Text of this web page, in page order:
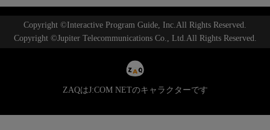
Copyright ©Interactive Program Guide, Inc.All Rights Reserved.
Copyright ©Jupiter Telecommunications Co., Ltd.All Rights Reserved.
ZAQはJ:COM NETのキャラクターです